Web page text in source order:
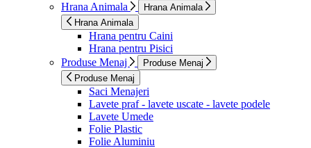
Hrana Animala
Hrana Animala
Hrana Animala
Hrana pentru Caini
Hrana pentru Pisici
Produse Menaj
Produse Menaj
Produse Menaj
Saci Menajeri
Lavete praf - lavete uscate - lavete podele
Lavete Umede
Folie Plastic
Folie Aluminiu